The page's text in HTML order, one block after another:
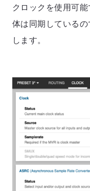
クロックを使用可
体は同期している
します。